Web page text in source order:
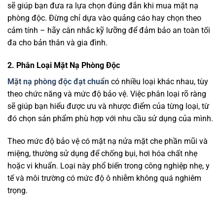
sẽ giúp bạn đưa ra lựa chọn đúng đắn khi mua mặt nạ
phòng độc. Đừng chỉ dựa vào quảng cáo hay chọn theo
cảm tính – hãy cân nhắc kỹ lưỡng để đảm bảo an toàn tối
đa cho bản thân và gia đình.
2. Phân Loại Mặt Nạ Phòng Độc
Mặt nạ phòng độc đạt chuẩn có nhiều loại khác nhau, tùy
theo chức năng và mức độ bảo vệ. Việc phân loại rõ ràng
sẽ giúp bạn hiểu được ưu và nhược điểm của từng loại, từ
đó chọn sản phẩm phù hợp với nhu cầu sử dụng của mình.
Theo mức độ bảo vệ có mặt nạ nửa mặt che phần mũi và
miệng, thường sử dụng để chống bụi, hơi hóa chất nhẹ
hoặc vi khuẩn. Loại này phổ biến trong công nghiệp nhẹ, y
tế và môi trường có mức độ ô nhiễm không quá nghiêm
trọng.